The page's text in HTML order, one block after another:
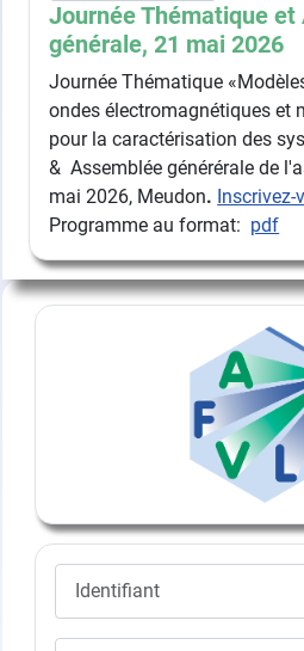
Journée Thématique et
générale, 21 mai 2026
Journée Thématique
ondes électromagnétiques et
pour la caractérisation des
& Assemblée générérale de
mai 2026, Meudon. Inscrivez-
Programme au format: pdf